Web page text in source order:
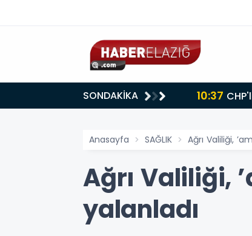
SONDAKİKA 10:37
Anasayfa SAĞLIK Ağrı Valiliği,
Ağrı Valiliği,
yalanladı